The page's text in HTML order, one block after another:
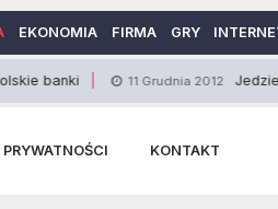
EKONOMIA FIRMA GRY
11 Grudnia 2012 Jedziemy na
KONTAKT